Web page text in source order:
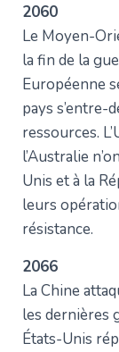
2060
Le Moyen-
la fin de la
Européenne
pays s’entre-
ressources.
l’Australie
Unis et à la
leurs
résistance.
2066
La Chine
les dernières
États-Unis